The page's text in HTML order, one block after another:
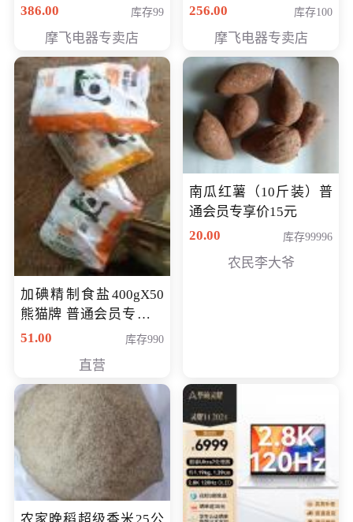
199元
386.00 库存99
摩飞电器专卖店
员专享价格118元
256.00 库存100
摩飞电器专卖店
加碘精制食盐400gX50
熊猫牌 普通会员专享价
格50元
51.00 库存990
直营
南瓜红薯（10斤装）普
通会员专享价15元
20.00
库存99996
农民李大爷